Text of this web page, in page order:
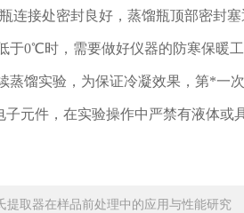
连接处密封良好，蒸馏瓶顶部密封
于0℃时，需要做好仪器的防寒保暖
蒸馏实验，为保证冷凝效果，第*一
子元件，在实验操作中严禁有液体
提取器在样品前处理中的应用与性能研究